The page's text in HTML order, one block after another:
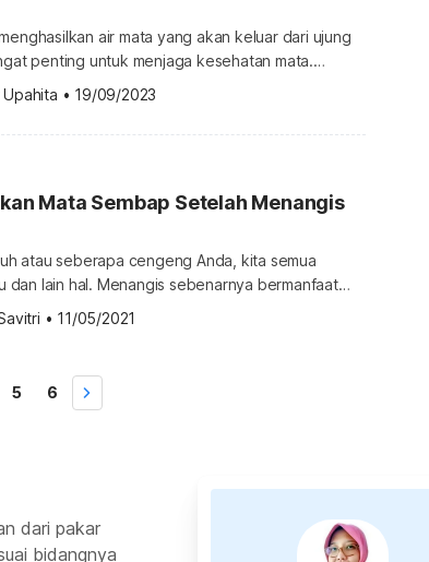
air mata yang akan keluar dari ujung
penting untuk menjaga kesehatan mata.
mengalami infeksi yang disebut dengan
tentang dakriosistitis di bawah ini. Apa itu
istilah medis untuk infeksi kelenjar air mata
Upahita • 19/09/2023
Mata Sembap Setelah Menangis
atau seberapa cengeng Anda, kita semua
dan lain hal. Menangis sebenarnya bermanfaat
menangis, tubuh melepas adrenalin dan kortisol,
dalam sistem Anda. Anda lega
itu dan kembali […]
• 11/05/2021
5 6
dari pakar
bidangnya